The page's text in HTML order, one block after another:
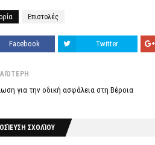
Επιστολές
Facebook Twitter
για την οδική ασφάλεια στη Βέροια
ΣΧΟΛΊΟΥ